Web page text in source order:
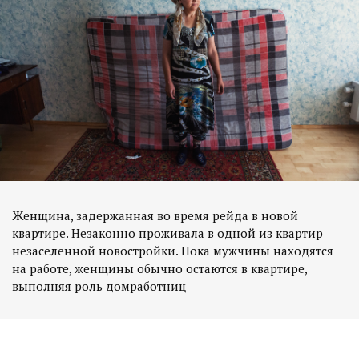
Женщина, задержанная во время рейда в новой
квартире. Незаконно проживала в одной из квартир
незаселенной новостройки. Пока мужчины находятся
на работе, женщины обычно остаются в квартире,
выполняя роль домработниц